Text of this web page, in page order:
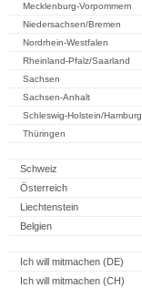
Mecklenburg-Vorpommern
Niedersachsen/Bremen
Nordrhein-Westfalen
Rheinland-Pfalz/Saarland
Sachsen
Sachsen-Anhalt
Schleswig-Holstein/Hamburg
Thüringen
Schweiz
Österreich
Liechtenstein
Belgien
Ich will mitmachen (DE)
Ich will mitmachen (CH)